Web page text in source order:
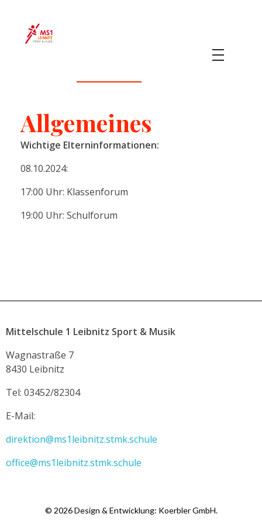
Allgemeines
Wichtige Elterninformationen:
08.10.2024:
17:00 Uhr: Klassenforum
19:00 Uhr: Schulforum
Mittelschule 1 Leibnitz Sport & Musik
Wagnastraße 7
8430 Leibnitz
Tel: 03452/82304
E-Mail:
direktion@ms1leibnitz.stmk.schule
office@ms1leibnitz.stmk.schule
© 2026 Design & Entwicklung: Koerbler GmbH.